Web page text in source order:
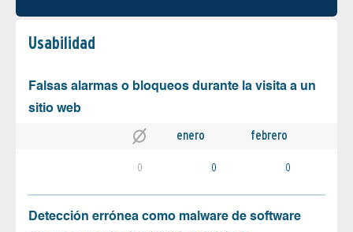
Usabilidad
Falsas alarmas o bloqueos durante la visita a un
sitio web
enero febrero
0 0 0
Detección errónea como malware de software